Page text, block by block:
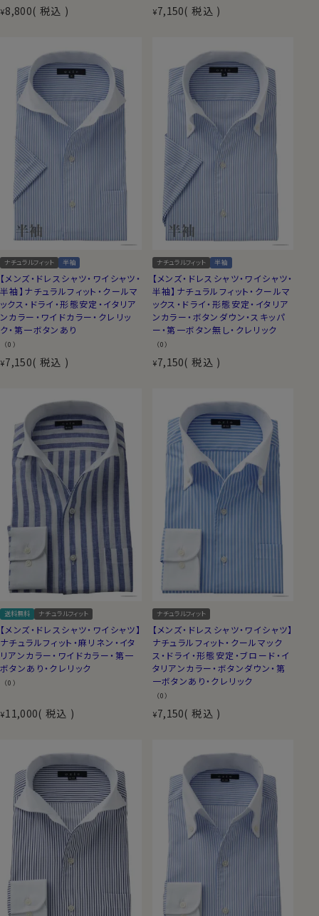
¥8,800 税込 ¥7,150 税込
ナチュラルフィット 半袖
【メンズ・ドレスシャツ・ワイシャツ・
半袖】ナチュラルフィット・クールマ
ックス・ドライ・形態安定・イタリア
ンカラー・ワイドカラー・クレリッ
ク・第一ボタンあり
（0）
¥7,150 税込
ナチュラルフィット 半袖
【メンズ・ドレスシャツ・ワイシャツ・
半袖】ナチュラルフィット・クールマ
ックス・ドライ・形態安定・イタリア
ンカラー・ボタンダウン・スキッパ
ー・第一ボタン無し・クレリック
（0）
¥7,150 税込
送料無料 ナチュラルフィット
【メンズ・ドレスシャツ・ワイシャツ】
ナチュラルフィット・麻リネン・イタ
リアンカラー・ワイドカラー・第一
ボタンあり・クレリック
（0）
¥11,000 税込
ナチュラルフィット
【メンズ・ドレスシャツ・ワイシャツ】
ナチュラルフィット・クールマック
ス・ドライ・形態安定・ブロード・イ
タリアンカラー・ボタンダウン・第
一ボタンあり・クレリック
（0）
¥7,150 税込